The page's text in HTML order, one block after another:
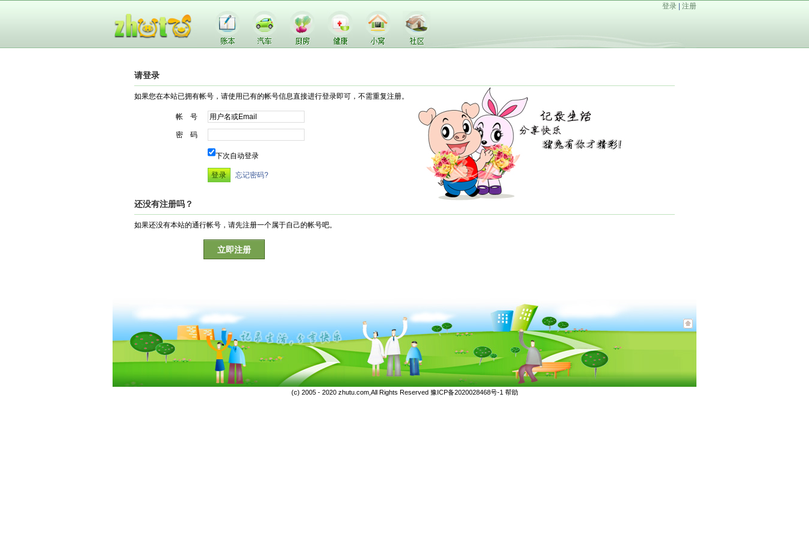
登录 注册
请登录
如果您在本站已拥有帐号，请使用已有的帐号信息直接进行登录即可，不需重复注册。
帐 号
密 码
下次自动登录
忘记密码?
还没有注册吗？
如果还没有本站的通行帐号，请先注册一个属于自己的帐号吧。
立即注册
(c) 2005 - 2020 zhutu.com,All Rights Reserved 豫ICP备2020028468号-1 帮助